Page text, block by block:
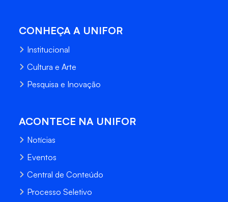
CONHEÇA A UNIFOR
Institucional
Cultura e Arte
Pesquisa e Inovação
ACONTECE NA UNIFOR
Notícias
Eventos
Central de Conteúdo
Processo Seletivo